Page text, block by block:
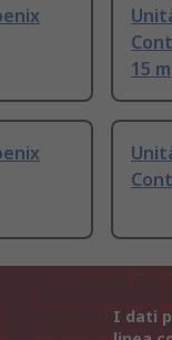
15 m
I dati